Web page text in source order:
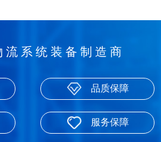
流系统装备制造商
品质保障
服务保障